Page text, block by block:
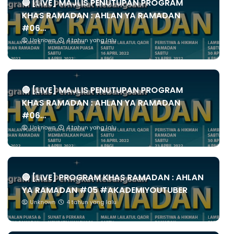
🔴 [LIVE] MAJLIS PENUTUPAN PROGRAM
KHAS RAMADAN : AHLAN YA RAMADAN
#06...
Unknown 4 tahun yang lalu
🔴 [LIVE] MAJLIS PENUTUPAN PROGRAM
KHAS RAMADAN : AHLAN YA RAMADAN
#06...
Unknown 4 tahun yang lalu
🔴 [LIVE] PROGRAM KHAS RAMADAN : AHLAN
YA RAMADAN #05 #AKADEMIYOUTUBER
Unknown 4 tahun yang lalu